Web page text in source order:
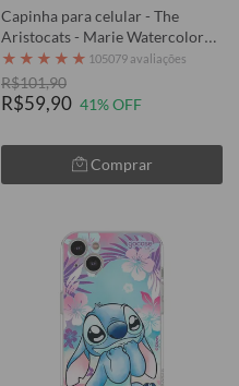
Capinha para celular - The
Aristocats - Marie Watercolor
Nature
★ ★ ★ ★ ★ 105079 avaliações
R$101,90
R$59,90 41% OFF
Comprar